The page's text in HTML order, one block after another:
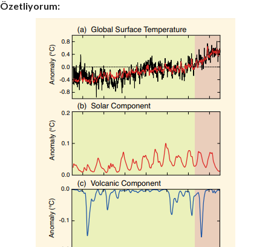
Özetliyorum: